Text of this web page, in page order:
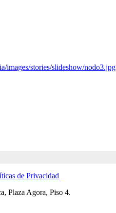
images/stories/slideshow/nodo3.jpg
de Privacidad
Plaza Agora, Piso 4.